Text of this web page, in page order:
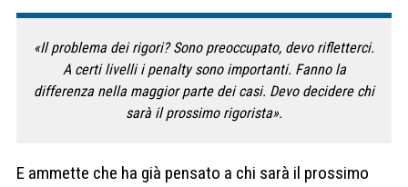
«Il problema dei rigori? Sono preoccupato, devo rifletterci.
A certi livelli i penalty sono importanti. Fanno la
differenza nella maggior parte dei casi. Devo decidere chi
sarà il prossimo rigorista».
E ammette che ha già pensato a chi sarà il prossimo